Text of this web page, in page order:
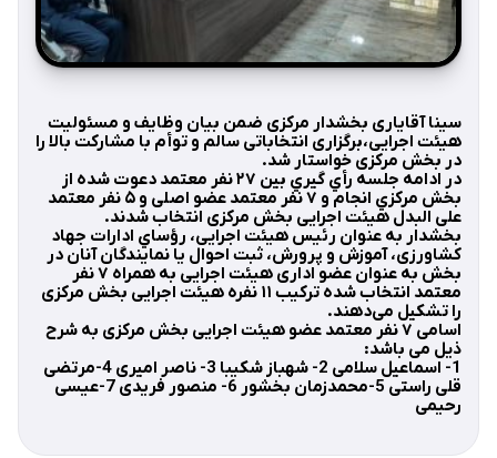
سینا آقایاری بخشدار مرکزی ضمن بیان وظایف و مسئولیت
هیئت اجرایی،برگزاری انتخاباتی سالم و توأم با مشارکت بالا را
در بخش مرکزی خواستار شد.
در ادامه جلسه رأي گيري بين ٢٧ نفر معتمد دعوت شده از
بخش مركزي انجام و ۷ نفر معتمد عضو اصلی و ۵ نفر معتمد
علی البدل هیئت اجرایی بخش مرکزی انتخاب شدند.
بخشدار به عنوان رئیس هیئت اجرایی، رؤساي ادارات جهاد
کشاورزی، آموزش و پرورش، ثبت احوال يا نمايندگان آنان در
بخش به عنوان عضو اداری هیئت اجرایی به همراه ۷ نفر
معتمد انتخاب شده ترکیب ۱۱ نفره هیئت اجرایی بخش مرکزی
را تشکیل می‌دهند.
اسامی ۷ نفر معتمد عضو هیئت اجرایی بخش مرکزی به شرح
ذیل می باشد:
1- اسماعیل سلامی 2- شهباز شکیبا 3- ناصر امیری 4-مرتضی
قلی راستی 5-محمدزمان بخشور 6- منصور فریدی 7-عیسی
رحیمی